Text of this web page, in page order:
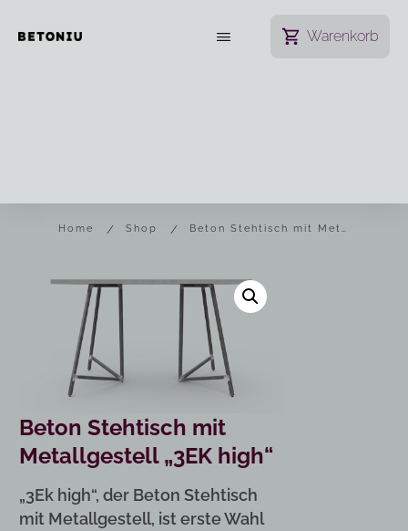
Warenkorb
Home / Shop / Beton Stehtisch mit Metallgestell „3EK high“
Beton Stehtisch mit
Metallgestell „3EK high“
„3Ek high“, der Beton Stehtisch
mit Metallgestell, ist erste Wahl